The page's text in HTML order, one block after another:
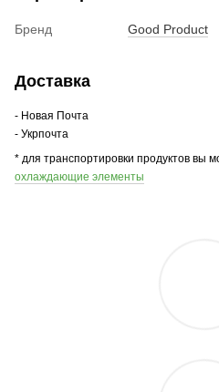
Бренд Good Product
Доставка
- Новая Почта
- Укрпочта
* для транспортировки продуктов вы
охлаждающие элементы